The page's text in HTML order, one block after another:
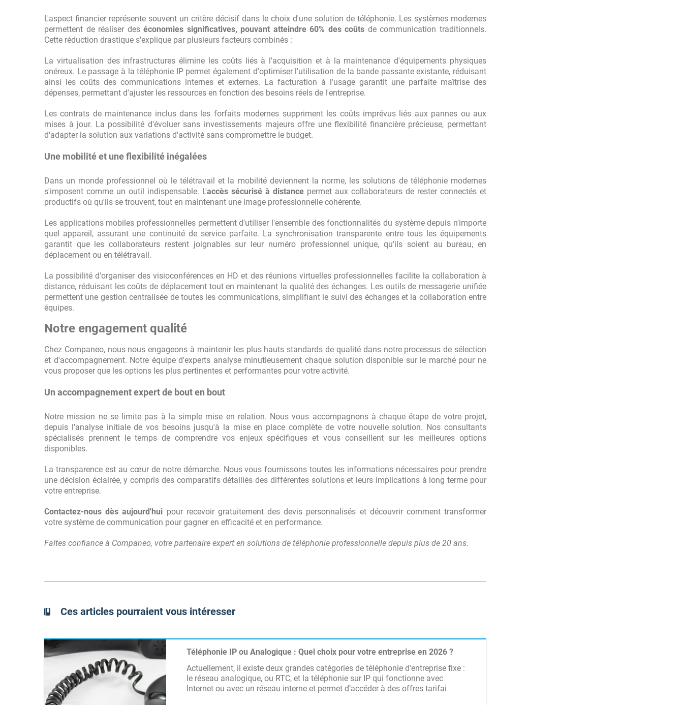
L'aspect financier représente souvent un critère décisif dans le choix d'une solution de téléphonie. Les systèmes modernes
permettent de réaliser deséconomies significatives, pouvant atteindre 60% des coûts de communication traditionnels.
Cette réduction drastique s'explique par plusieurs facteurs combinés :
La virtualisation des infrastructures élimine les coûts liés à l'acquisition et à la maintenance d'équipements physiques
onéreux. Le passage à la téléphonie IP permet également d'optimiser l'utilisation de la bande passante existante, réduisant
ainsi les coûts des communications internes et externes. La facturation à l'usage garantit une parfaite maîtrise des
dépenses, permettant d'ajuster les ressources en fonction des besoins réels de l'entreprise.
Les contrats de maintenance inclus dans les forfaits modernes suppriment les coûts imprévus liés aux pannes ou aux
mises à jour. La possibilité d'évoluer sans investissements majeurs offre une flexibilité financière précieuse, permettant
d'adapter la solution aux variations d'activité sans compromettre le budget.
Une mobilité et une flexibilité inégalées
Dans un monde professionnel où le télétravail et la mobilité deviennent la norme, les solutions de téléphonie modernes
s'imposent comme un outil indispensable. L'accès sécurisé à distance permet aux collaborateurs de rester connectés et
productifs où qu'ils se trouvent, tout en maintenant une image professionnelle cohérente.
Les applications mobiles professionnelles permettent d'utiliser l'ensemble des fonctionnalités du système depuis n'importe
quel appareil, assurant une continuité de service parfaite. La synchronisation transparente entre tous les équipements
garantit que les collaborateurs restent joignables sur leur numéro professionnel unique, qu'ils soient au bureau, en
déplacement ou en télétravail.
La possibilité d'organiser des visioconférences en HD et des réunions virtuelles professionnelles facilite la collaboration à
distance, réduisant les coûts de déplacement tout en maintenant la qualité des échanges. Les outils de messagerie unifiée
permettent une gestion centralisée de toutes les communications, simplifiant le suivi des échanges et la collaboration entre
équipes.
Notre engagement qualité
Chez Companeo, nous nous engageons à maintenir les plus hauts standards de qualité dans notre processus de sélection
et d'accompagnement. Notre équipe d'experts analyse minutieusement chaque solution disponible sur le marché pour ne
vous proposer que les options les plus pertinentes et performantes pour votre activité.
Un accompagnement expert de bout en bout
Notre mission ne se limite pas à la simple mise en relation. Nous vous accompagnons à chaque étape de votre projet,
depuis l'analyse initiale de vos besoins jusqu'à la mise en place complète de votre nouvelle solution. Nos consultants
spécialisés prennent le temps de comprendre vos enjeux spécifiques et vous conseillent sur les meilleures options
disponibles.
La transparence est au cœur de notre démarche. Nous vous fournissons toutes les informations nécessaires pour prendre
une décision éclairée, y compris des comparatifs détaillés des différentes solutions et leurs implications à long terme pour
votre entreprise.
Contactez-nous dès aujourd'hui pour recevoir gratuitement des devis personnalisés et découvrir comment transformer
votre système de communication pour gagner en efficacité et en performance.
Faites confiance à Companeo, votre partenaire expert en solutions de téléphonie professionnelle depuis plus de 20 ans.
Ces articles pourraient vous intéresser
Téléphonie IP ou Analogique : Quel choix pour votre entreprise en 2026 ?
Actuellement, il existe deux grandes catégories de téléphonie d'entreprise fixe :
le réseau analogique, ou RTC, et la téléphonie sur IP qui fonctionne avec
Internet ou avec un réseau interne et permet d’accéder à des offres tarifai